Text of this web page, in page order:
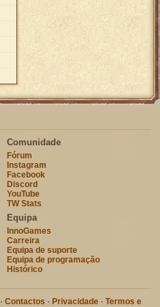
Comunidade
Fórum
Instagram
Facebook
Discord
YouTube
TW Stats
Equipa
InnoGames
Carreira
Equipa de suporte
Equipa de programação
Histórico
·Contactos · Privacidade ·Termos e